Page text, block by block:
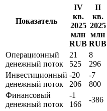
Показатель
IV
кв.
2025
млн
RUB
II
кв.
2025
млн
RUB
Операционный
денежный поток
21
525
8
296
Инвестиционный
денежный поток
-20
206
-7
800
Финансовый
денежный поток
-1
166
-386